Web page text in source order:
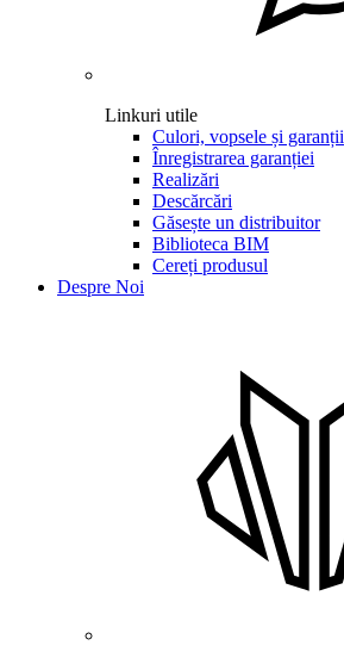
Linkuri utile
Culori, vopsele și garanții
Înregistrarea garanției
Realizări
Descărcări
Găsește un distribuitor
Biblioteca BIM
Cereți produsul
Despre Noi